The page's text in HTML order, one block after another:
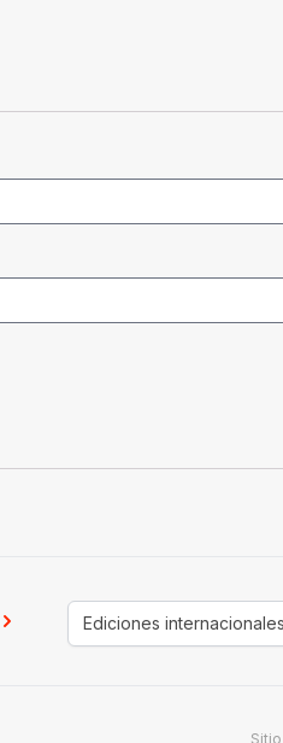
Ediciones internacionales